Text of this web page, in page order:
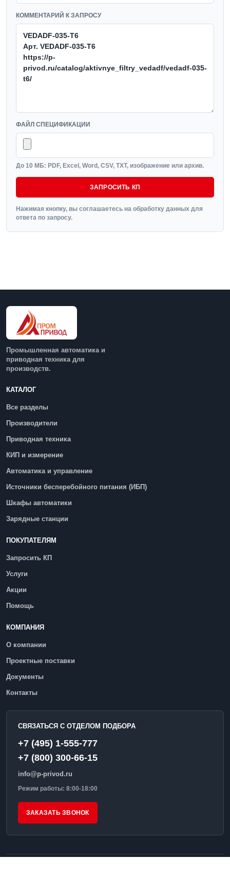
КОММЕНТАРИЙ К ЗАПРОСУ
ФАЙЛ СПЕЦИФИКАЦИИ
До 10 МБ: PDF, Excel, Word, CSV, TXT, изображение или архив.
ЗАПРОСИТЬ КП
Нажимая кнопку, вы соглашаетесь на обработку данных для
ответа по запросу.
Промышленная автоматика и
приводная техника для
производств.
КАТАЛОГ
Все разделы
Производители
Приводная техника
КИП и измерение
Автоматика и управление
Источники бесперебойного питания (ИБП)
Шкафы автоматики
Зарядные станции
ПОКУПАТЕЛЯМ
Запросить КП
Услуги
Акции
Помощь
КОМПАНИЯ
О компании
Проектные поставки
Документы
Контакты
СВЯЗАТЬСЯ С ОТДЕЛОМ ПОДБОРА
+7 (495) 1-555-777
+7 (800) 300-66-15
info@p-privod.ru
Режим работы: 8:00-18:00
ЗАКАЗАТЬ ЗВОНОК